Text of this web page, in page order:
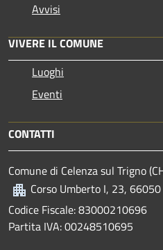
Avvisi
VIVERE IL COMUNE
Luoghi
Eventi
CONTATTI
Comune di Celenza sul Trigno
Corso Umberto I, 23, 66050
Codice Fiscale: 83000210696
Partita IVA: 00248510695